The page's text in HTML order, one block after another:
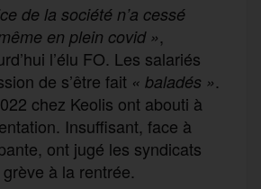
de la société n’a cessé
en plein covid »,
l’élu FO. Les salariés
de s’être fait « baladés ».
chez Keolis ont abouti à
Insuffisant, face à
ont jugé les syndicats
à la rentrée.